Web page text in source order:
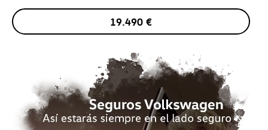
19.490 €